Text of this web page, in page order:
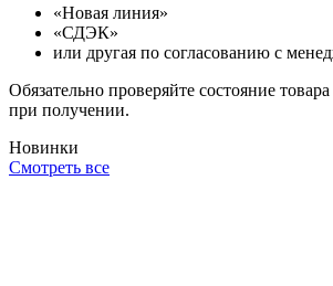
«Новая линия»
«СДЭК»
или другая по согласованию с
Обязательно проверяйте состояние
при получении.
Новинки
Смотреть все